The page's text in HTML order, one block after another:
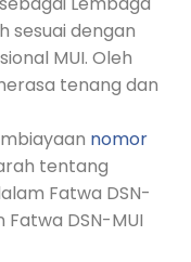
sesuai dengan
MUI. Oleh
tenang dan
nomor
tentang
Fatwa DSN-
Fatwa DSN-MUI